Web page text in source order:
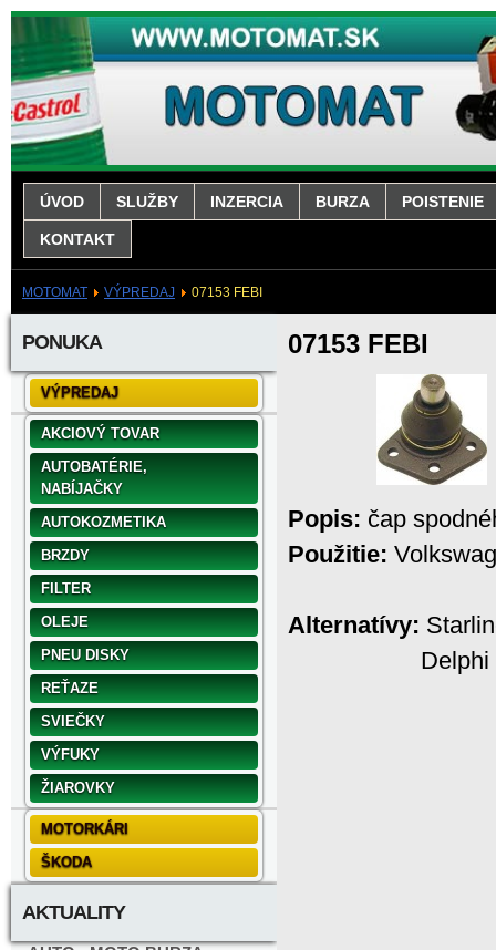
ÚVOD SLUŽBY INZERCIA BURZA POISTENIE
KONTAKT
MOTOMAT VÝPREDAJ 07153 FEBI
PONUKA
VÝPREDAJ
AKCIOVÝ TOVAR
AUTOBATÉRIE,
NABÍJAČKY
AUTOKOZMETIKA
BRZDY
FILTER
OLEJE
PNEU DISKY
REŤAZE
SVIEČKY
VÝFUKY
ŽIAROVKY
MOTORKÁRI
ŠKODA
AKTUALITY
07153 FEBI
Popis: čap
Použitie:
Alternatívy:
Delphi -